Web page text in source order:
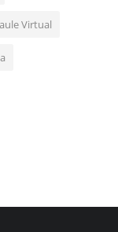
Virtual